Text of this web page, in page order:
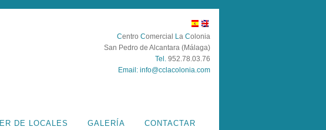
Centro Comercial La Colonia
San Pedro de Alcantara (Málaga)
Tel. 952.78.03.76
Email: info@cclacolonia.com
DE LOCALES GALERÍA CONTACTAR